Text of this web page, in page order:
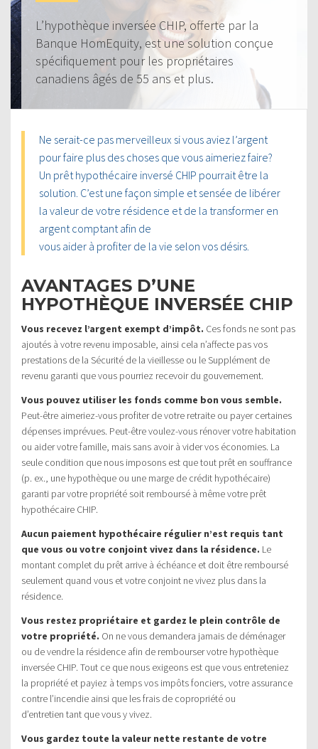
L’hypothèque inversée CHIP, offerte par la
Banque HomEquity, est une solution conçue
spécifiquement pour les propriétaires
canadiens âgés de 55 ans et plus.
Ne serait-ce pas merveilleux si vous aviez l’argent
pour faire plus des choses que vous aimeriez faire?
Un prêt hypothécaire inversé CHIP pourrait être la
solution. C’est une façon simple et sensée de libérer
la valeur de votre résidence et de la transformer en
argent comptant afin de
vous aider à profiter de la vie selon vos désirs.
AVANTAGES D’UNE
HYPOTHÈQUE INVERSÉE CHIP
Vous recevez l’argent exempt d’impôt. Ces fonds ne sont pas
ajoutés à votre revenu imposable, ainsi cela n’affecte pas vos
prestations de la Sécurité de la vieillesse ou le Supplément de
revenu garanti que vous pourriez recevoir du gouvernement.
Vous pouvez utiliser les fonds comme bon vous semble.
Peut-être aimeriez-vous profiter de votre retraite ou payer certaines
dépenses imprévues. Peut-être voulez-vous rénover votre habitation
ou aider votre famille, mais sans avoir à vider vos économies. La
seule condition que nous imposons est que tout prêt en souffrance
(p. ex., une hypothèque ou une marge de crédit hypothécaire)
garanti par votre propriété soit remboursé à même votre prêt
hypothécaire CHIP.
Aucun paiement hypothécaire régulier n’est requis tant
que vous ou votre conjoint vivez dans la résidence. Le
montant complet du prêt arrive à échéance et doit être remboursé
seulement quand vous et votre conjoint ne vivez plus dans la
résidence.
Vous restez propriétaire et gardez le plein contrôle de
votre propriété. On ne vous demandera jamais de déménager
ou de vendre la résidence afin de rembourser votre hypothèque
inversée CHIP. Tout ce que nous exigeons est que vous entreteniez
la propriété et payiez à temps vos impôts fonciers, votre assurance
contre l’incendie ainsi que les frais de copropriété ou
d’entretien tant que vous y vivez.
Vous gardez toute la valeur nette restante de votre